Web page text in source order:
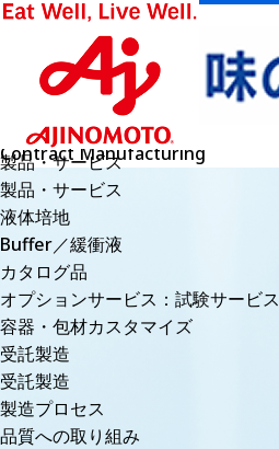
製品・サービス
製品・サービス
液体培地
Buffer／緩衝液
カタログ品
オプションサービス：試験サービス
容器・包材カスタマイズ
受託製造
受託製造
製造プロセス
品質への取り組み
受託製造
Contract Manufacturing